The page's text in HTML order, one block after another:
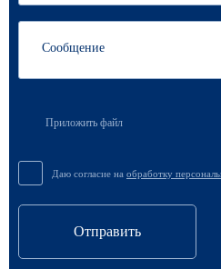
Приложить файл
Даю согласие на обработку
Отправить